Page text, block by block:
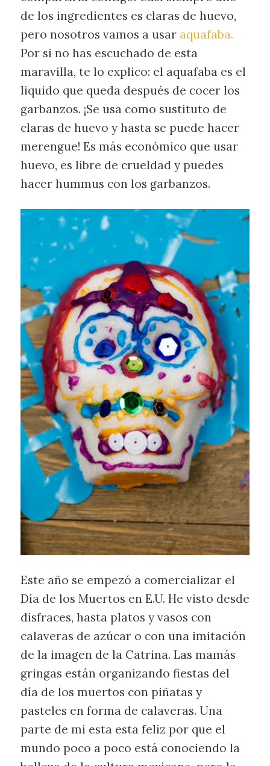
de los ingredientes es claras de huevo,
pero nosotros vamos a usar aquafaba.
Por si no has escuchado de esta
maravilla, te lo explico: el aquafaba es el
liquido que queda después de cocer los
garbanzos. ¡Se usa como sustituto de
claras de huevo y hasta se puede hacer
merengue! Es más económico que usar
huevo, es libre de crueldad y puedes
hacer hummus con los garbanzos.
Este año se empezó a comercializar el
Día de los Muertos en E.U. He visto desde
disfraces, hasta platos y vasos con
calaveras de azúcar o con una imitación
de la imagen de la Catrina. Las mamás
gringas están organizando fiestas del
día de los muertos con piñatas y
pasteles en forma de calaveras. Una
parte de mi esta esta feliz por que el
mundo poco a poco está conociendo la